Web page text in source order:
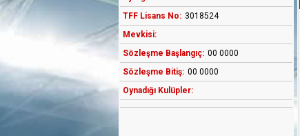
TFF Lisans No: 3018524
Mevkisi:
Sözleşme Başlangıç: 00 0000
Sözleşme Bitiş: 00 0000
Oynadığı Kulüpler: